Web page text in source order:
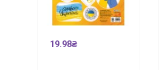
19.98₴